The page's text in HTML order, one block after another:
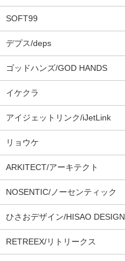
SOFT99
デプス/deps
ゴッドハンズ/GOD HANDS
イケクラ
アイジェットリンク/iJetLink
リョウケ
ARKITECT/アーキテクト
NOSENTIC/ノーセンティック
ひさおデザイン/HISAO DESIGN
RETREEX/リトリークス